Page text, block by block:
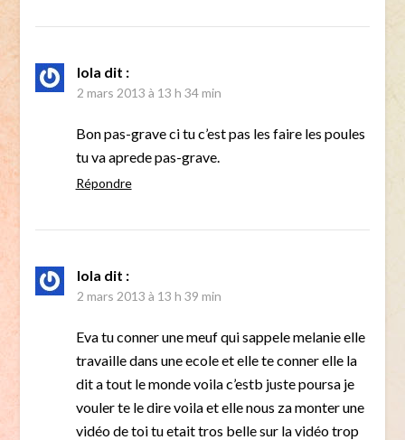
lola dit :
2 mars 2013 à 13 h 34 min
Bon pas-grave ci tu c’est pas les faire les poules
tu va aprede pas-grave.
Répondre
lola dit :
2 mars 2013 à 13 h 39 min
Eva tu conner une meuf qui sappele melanie elle
travaille dans une ecole et elle te conner elle la
dit a tout le monde voila c’estb juste poursa je
vouler te le dire voila et elle nous za monter une
vidéo de toi tu etait tros belle sur la vidéo trop